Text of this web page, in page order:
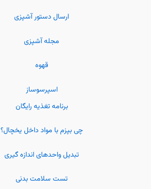
ارسال دستور آشپزی
مجله آشپزی
قهوه
اسپرسوساز
برنامه تغذیه رایگان
چی بپزم با مواد داخل یخچال؟
تبدیل واحدهای اندازه گیری
تست سلامت بدنی